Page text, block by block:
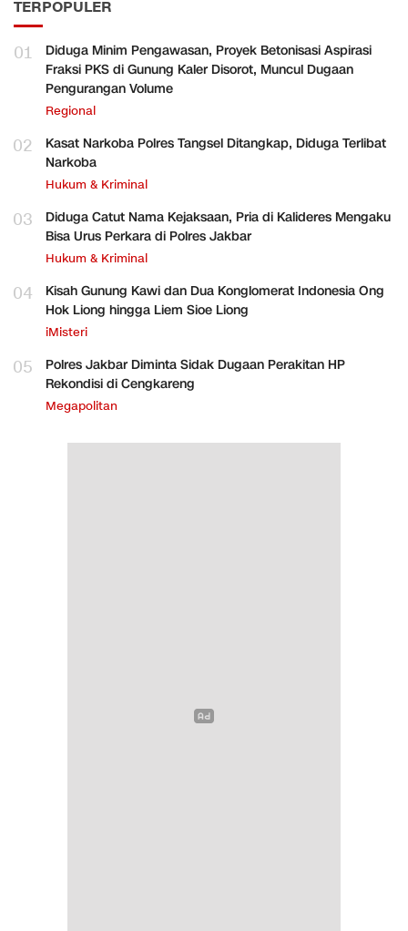
TERPOPULER
01
Diduga Minim Pengawasan, Proyek Betonisasi Aspirasi
Fraksi PKS di Gunung Kaler Disorot, Muncul Dugaan
Pengurangan Volume
Regional
02
Kasat Narkoba Polres Tangsel Ditangkap, Diduga Terlibat
Narkoba
Hukum & Kriminal
03
Diduga Catut Nama Kejaksaan, Pria di Kalideres Mengaku
Bisa Urus Perkara di Polres Jakbar
Hukum & Kriminal
04
Kisah Gunung Kawi dan Dua Konglomerat Indonesia Ong
Hok Liong hingga Liem Sioe Liong
iMisteri
05
Polres Jakbar Diminta Sidak Dugaan Perakitan HP
Rekondisi di Cengkareng
Megapolitan